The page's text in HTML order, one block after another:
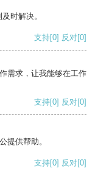
时解决。
支持[0] 反对[0]
需求，让我能够在工作
支持[0] 反对[0]
提供帮助。
支持[0] 反对[0]